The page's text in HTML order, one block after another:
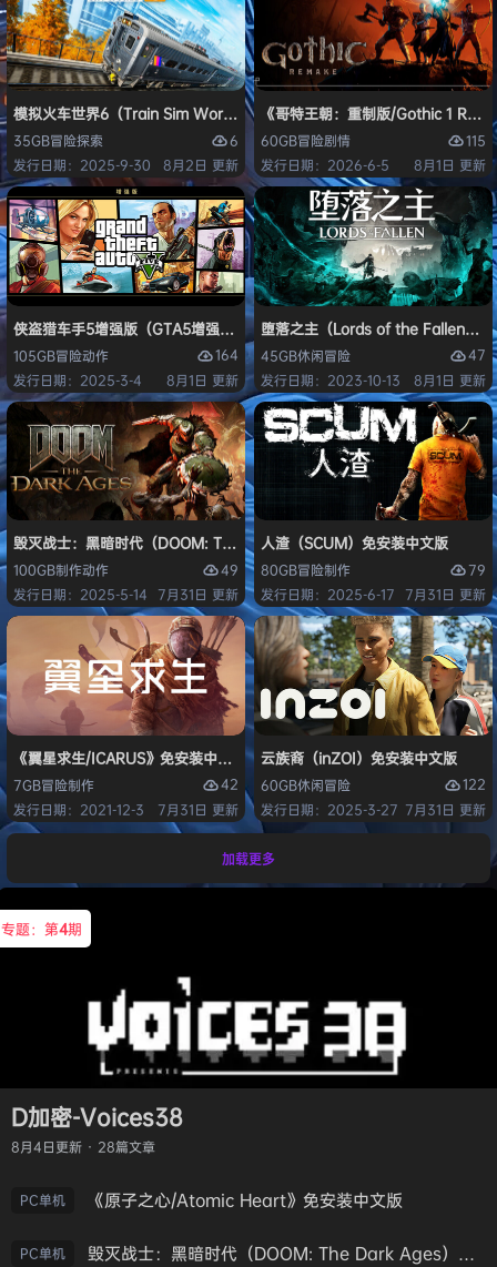
模拟火车世界6（Train Sim World 6）免安装中文版
35GB冒险探索
6
发行日期：2025-9-30
8月2日 更新
《哥特王朝：重制版/Gothic 1
60GB冒险剧情
115
发行日期：2026-6-5
8月1日 更新
侠盗猎车手5增强版（GTA5增强版（Grand Theft Auto V Enhanced）免
105GB冒险动作
164
发行日期：2025-3-4
8月1日 更新
堕落之主（Lords of the Fallen）免
45GB休闲冒险
47
发行日期：2023-10-13
8月1日 更新
毁灭战士：黑暗时代（DOOM: The Dark Ages）免安装中文版
100GB制作动作
49
发行日期：2025-5-14
7月31日 更新
人渣（SCUM）免安装中文版
80GB冒险制作
79
发行日期：2025-6-17
7月31日 更新
《翼星求生/ICARUS》免安装中文版
7GB冒险制作
42
发行日期：2021-12-3
7月31日 更新
云族裔（inZOI）免安装中文版
60GB休闲冒险
122
发行日期：2025-3-27 7月31日 更新
加载更多
专题：第4期
D加密-Voices38
8月4日更新 · 28篇文章
PC单机 《原子之心/Atomic Heart》免安装中文版
PC单机 毁灭战士：黑暗时代（DOOM: The Dark Ages）免安装中文版